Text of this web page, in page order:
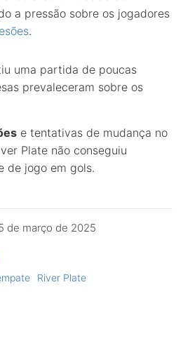
de março de 2025
a pressão sobre os jogadores
.
uma partida de poucas
prevaleceram sobre os
e tentativas de mudança no
Plate não conseguiu
de jogo em gols.
River Plate